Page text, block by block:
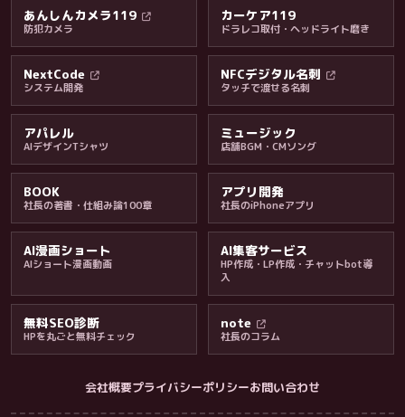
料金・保証・ご案内
あんしんカメラ119
防犯カメラ
カーケア119
ドラレコ取付・ヘッドライト磨き
NextCode
システム開発
NFCデジタル名刺
タッチで渡せる名刺
アパレル
AIデザインTシャツ
ミュージック
店舗BGM・CMソング
BOOK
社長の著書・仕組み論100章
アプリ開発
社長のiPhoneアプリ
AI漫画ショート
AIショート漫画動画
AI集客サービス
HP作成・LP作成・チャットbot導
入
無料SEO診断
HPを丸ごと無料チェック
note
社長のコラム
会社概要プライバシーポリシーお問い合わせ